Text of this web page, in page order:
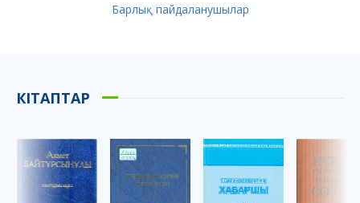
Барлық пайдаланушылар
КІТАПТАР